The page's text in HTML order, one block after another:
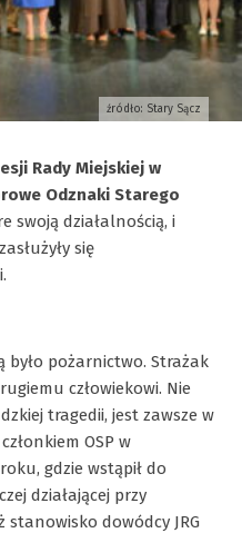
źródło: Stary Sącz
Rady Miejskiej w
Odznaki Starego
swoją działalnością, i
się
było pożarnictwo. Strażak
człowiekowi. Nie
tragedii, jest zawsze w
OSP w
gdzie wstąpił do
działającej przy
stanowisko dowódcy JRG